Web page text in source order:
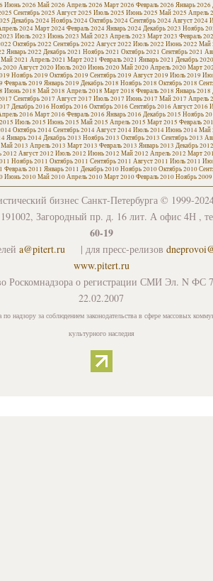
Июнь 2026 Май 2026 Апрель 2026 Март 2026 Февраль 2026 Январь 2026
Сентябрь 2025 Август 2025 Июль 2025 Июнь 2025 Май 2025 Апрель
Декабрь 2024Ноябрь 2024Октябрь 2024Сентябрь 2024Август 2024
2024Март 2024Февраль 2024Январь 2024Декабрь 2023 Ноябрь
Июль 2023 Июнь 2023 Май 2023 Апрель 2023 Март 2023 Февраль
Октябрь 2022 Сентябрь 2022 Август 2022 Июль 2022 Июнь 2022 Май
Январь 2022 Декабрь 2021 Ноябрь 2021 Октябрь 2021 Сентябрь 2021
Май 2021 Апрель 2021 Март 2021 Февраль 2021 Январь 2021 Декабрь 2020
2020Август 2020Июль 2020Июнь 2020Май 2020Апрель 2020Март
Ноябрь 2019 Октябрь 2019 Сентябрь 2019 Август 2019 Июль 2019
Февраль 2019 Январь 2019 Декабрь 2018 Ноябрь 2018 Октябрь 2018
Июнь 2018 Май 2018 Апрель 2018 Март 2018 Февраль 2018 Январь 2018
Сентябрь 2017 Август 2017 Июль 2017 Июнь 2017 Май 2017 Апрель
Декабрь 2016 Ноябрь 2016 Октябрь 2016 Сентябрь 2016 Август 2016
2016 Март 2016 Февраль 2016 Январь 2016 Декабрь 2015 Ноябрь
Июль 2015 Июнь 2015 Май 2015 Апрель 2015 Март 2015 Февраль
Октябрь 2014Сентябрь 2014Август 2014Июль 2014Июнь 2014Май
Январь 2014Декабрь 2013 Ноябрь 2013 Октябрь 2013 Сентябрь 2013
Май 2013 Апрель 2013 Март 2013 Февраль 2013 Январь 2013 Декабрь 2012
2012 Август 2012 Июль 2012 Июнь 2012 Май 2012 Апрель 2012 Март
Ноябрь 2011 Октябрь 2011 Сентябрь 2011 Август 2011 Июль 2011
Февраль 2011 Январь 2011 Декабрь 2010Ноябрь 2010Октябрь 2010
Июнь 2010Май 2010Апрель 2010Март 2010Февраль 2010Ноябрь 2009
бизнес Санкт-Петербурга © 1999-
191002, Загородный пр. д. 16 лит. А офис 4Н ,
60-19
a@pitert.ru | для пресс-релизов
www.pitert.ru
Роскомнадзора о регистрации СМИ Эл. N ФС
22.02.2007
надзору за соблюдением законодательства в сфере массовых
культурного наследия